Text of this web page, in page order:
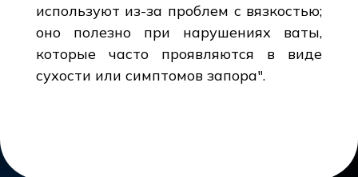
используют из-за проблем с вязкостью;
оно полезно при нарушениях ваты,
которые часто проявляются в виде
сухости или симптомов запора".